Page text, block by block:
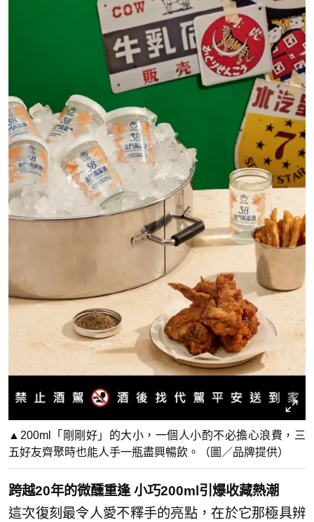
▲200ml「剛剛好」的大小，一個人小酌不必擔心浪費，三
五好友齊聚時也能人手一瓶盡興暢飲。（圖／品牌提供）
跨越20年的微醺重逢 小巧200ml引爆收藏熱潮
這次復刻最令人愛不釋手的亮點，在於它那極具辨